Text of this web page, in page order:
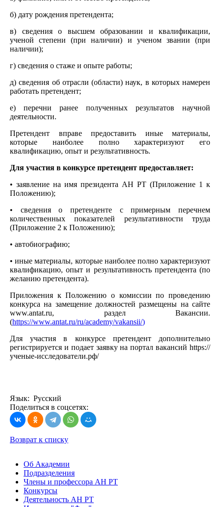
б) дату рождения претендента;
в) сведения о высшем образовании и квалификации,
ученой степени (при наличии) и ученом звании (при
наличии);
г) сведения о стаже и опыте работы;
д) сведения об отрасли (области) наук, в которых намерен
работать претендент;
е) перечни ранее полученных результатов научной
деятельности.
Претендент вправе предоставить иные материалы,
которые наиболее полно характеризуют его
квалификацию, опыт и результативность.
Для участия в конкурсе претендент предоставляет:
• заявление на имя президента АН РТ (Приложение 1 к
Положению);
• сведения о претенденте с примерным перечнем
количественных показателей результативности труда
(Приложение 2 к Положению);
• автобиографию;
• иные материалы, которые наиболее полно характеризуют
квалификацию, опыт и результативность претендента (по
желанию претендента).
Приложения к Положению о комиссии по проведению
конкурса на замещение должностей размещены на сайте
www.antat.ru, раздел Вакансии.
(https://www.antat.ru/ru/academy/vakansii/)
Для участия в конкурсе претендент дополнительно
регистрируется и подает заявку на портал вакансий https://
ученые-исследователи.рф/
Язык: Русский
Поделиться в соцсетях:
Возврат к списку
Об Академии
Подразделения
Члены и профессора АН РТ
Конкурсы
Деятельность АН РТ